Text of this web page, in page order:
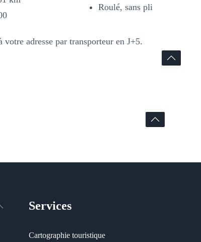
Roulé, sans pli
votre adresse par transporteur en J+5.
Services
Cartographie touristique